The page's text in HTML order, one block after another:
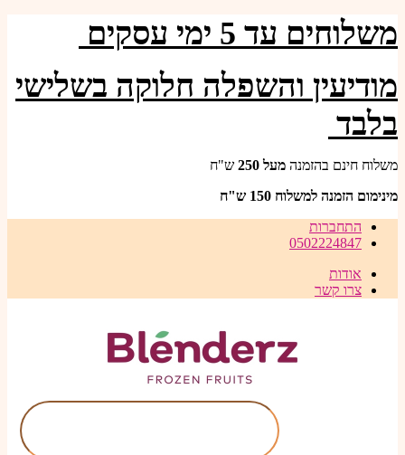
משלוחים עד 5 ימי עסקים
מודיעין והשפלה חלוקה בשלישי
בלבד
משלוח חינם בהזמנה מעל 250 ש"ח
מינימום הזמנה למשלוח 150 ש"ח
התחברות
0502224847
אודות
צרו קשר